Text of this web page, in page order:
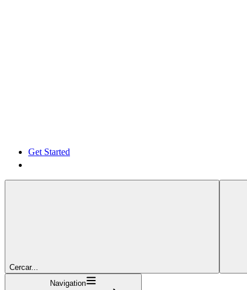
Get Started
Cercar...
Navigation